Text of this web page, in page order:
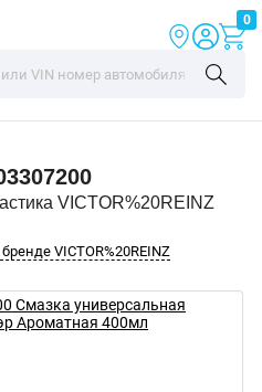
0
VICTOR%20REINZ
VICTOR%20REINZ